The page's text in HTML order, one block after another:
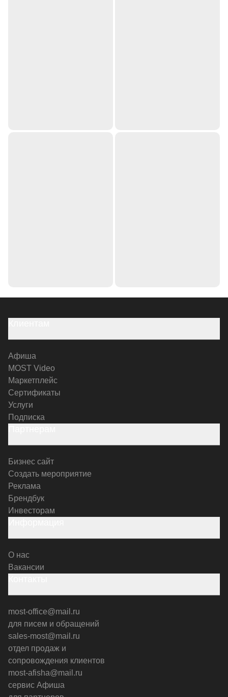
Афиша
MOST Video
Маркетплейс
Сертификаты
Услуги
Подписка
Бизнес сайт
Создать мероприятие
Реклама
Брендбук
Инвесторам
О нас
Вакансии
most-office@mail.ru
для писем и обращений
sales-most@mail.ru
отдел продаж и
сопровождения клиентов
most-afisha@mail.ru
сервис Афиша